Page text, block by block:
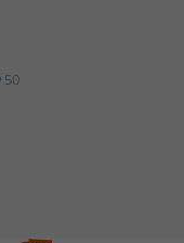
50